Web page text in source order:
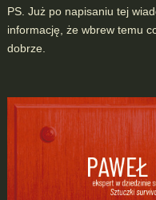
PS. Już po napisaniu tej
informację, że wbrew temu
dobrze.